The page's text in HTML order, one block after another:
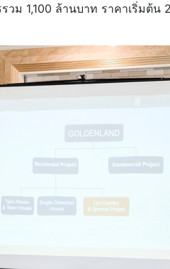
วม 1,100 ล้านบาท ราคาเริ่มต้น